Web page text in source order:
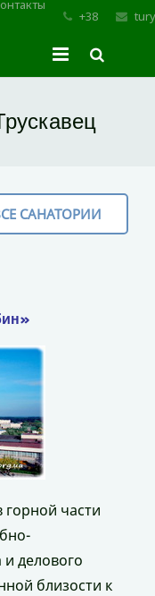
+38
САНАТОРИИ
части
делового
близости к